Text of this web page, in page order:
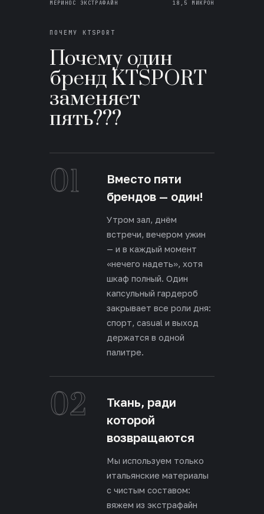
МЕРИНОС ЭКСТРАФАЙН 18,5 МИКРОН
ПОЧЕМУ KTSPORT
Почему один
бренд KTSPORT
заменяет
пять???
01
Вместо пяти
брендов — один!
Утром зал, днём
встречи, вечером ужин
— и в каждый момент
«нечего надеть», хотя
шкаф полный. Один
капсульный гардероб
закрывает все роли дня:
спорт, casual и выход
держатся в одной
палитре.
02
Ткань, ради
которой
возвращаются
Мы используем только
итальянские материалы
с чистым составом:
вяжем из экстрафайн